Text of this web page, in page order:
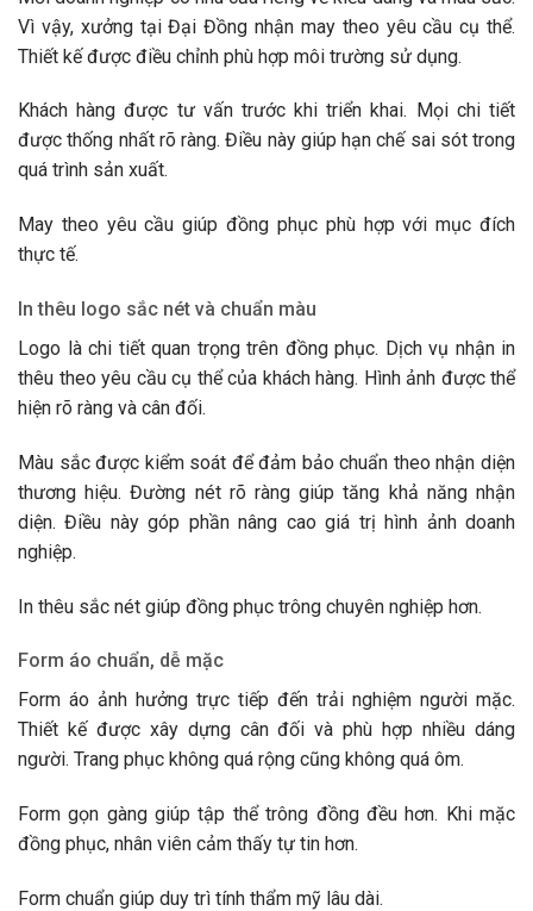
Vì vậy, xưởng tại Đại Đồng nhận may theo yêu cầu cụ thể.
Thiết kế được điều chỉnh phù hợp môi trường sử dụng.
Khách hàng được tư vấn trước khi triển khai. Mọi chi tiết
được thống nhất rõ ràng. Điều này giúp hạn chế sai sót trong
quá trình sản xuất.
May theo yêu cầu giúp đồng phục phù hợp với mục đích
thực tế.
In thêu logo sắc nét và chuẩn màu
Logo là chi tiết quan trọng trên đồng phục. Dịch vụ nhận in
thêu theo yêu cầu cụ thể của khách hàng. Hình ảnh được thể
hiện rõ ràng và cân đối.
Màu sắc được kiểm soát để đảm bảo chuẩn theo nhận diện
thương hiệu. Đường nét rõ ràng giúp tăng khả năng nhận
diện. Điều này góp phần nâng cao giá trị hình ảnh doanh
nghiệp.
In thêu sắc nét giúp đồng phục trông chuyên nghiệp hơn.
Form áo chuẩn, dễ mặc
Form áo ảnh hưởng trực tiếp đến trải nghiệm người mặc.
Thiết kế được xây dựng cân đối và phù hợp nhiều dáng
người. Trang phục không quá rộng cũng không quá ôm.
Form gọn gàng giúp tập thể trông đồng đều hơn. Khi mặc
đồng phục, nhân viên cảm thấy tự tin hơn.
Form chuẩn giúp duy trì tính thẩm mỹ lâu dài.